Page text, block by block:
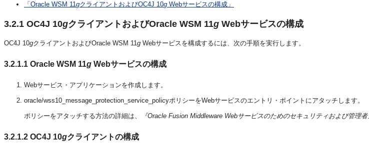
「Oracle WSM 11gクライアントおよびOC4J 10g Webサービスの構成」
3.2.1 OC4J 10gクライアントおよびOracle WSM 11g Webサービスの構成
OC4J 10gクライアントおよびOracle WSM 11g Webサービスを構成するには、次の手順を実行します。
3.2.1.1 Oracle WSM 11g Webサービスの構成
Webサービス・アプリケーションを作成します。
oracle/wss10_message_protection_service_policyポリシーをWebサービスのエントリ・ポイントにアタッチします。
ポリシーをアタッチする方法の詳細は、 『Oracle Fusion Middleware Webサービスのためのセキュリティおよび管理者
3.2.1.2 OC4J 10gクライアントの構成